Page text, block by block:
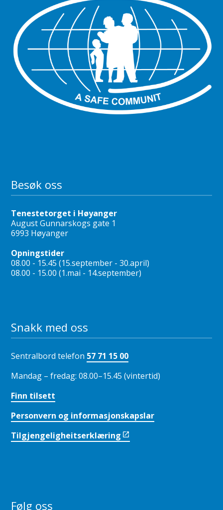
Besøk oss
Tenestetorget i Høyanger
August Gunnarskogs gate 1
6993 Høyanger
Opningstider
08.00 - 15.45 (15.september - 30.april)
08.00 - 15.00 (1.mai - 14.september)
Snakk med oss
Sentralbord telefon 57 71 15 00
Mandag – fredag: 08.00–15.45 (vintertid)
Finn tilsett
Personvern og informasjonskapslar
Tilgjengeligheitserklæring
Følg oss